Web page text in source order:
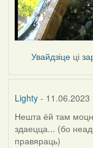
Увайдзіце ці
Lighty- 11.06.2023
Нешта ёй там
здаецца... (бо
правяраць)